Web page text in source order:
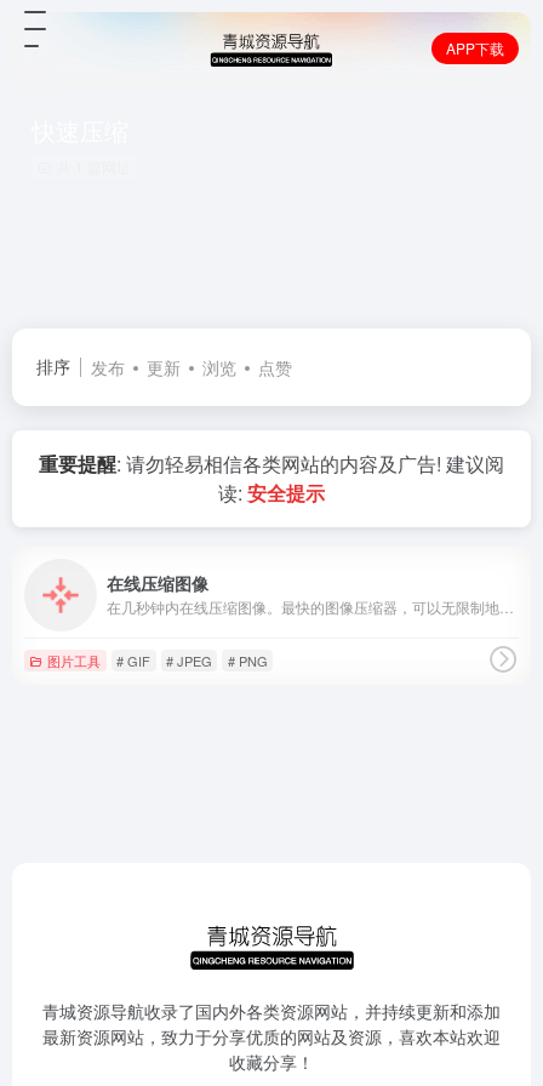
APP下载
排序 发布 更新 浏览 点赞
重要提醒: 请勿轻易相信各类网站的内容及广告! 建议阅
读: 安全提示
在线压缩图像
图片工具 # GIF # JPEG # PNG
青城资源导航收录了国内外各类资源网站，并持续更新和添加
最新资源网站，致力于分享优质的网站及资源，喜欢本站欢迎
收藏分享！